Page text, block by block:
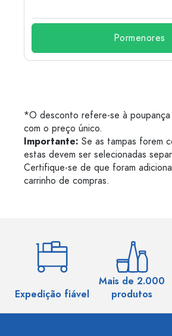
Pormenores
*O desconto refere-se à poupança
com o preço único.
Importante: Se as tampas forem
estas devem ser selecionadas
Certifique-se de que foram
carrinho de compras.
Expedição fiável
Mais de 2.000
produtos